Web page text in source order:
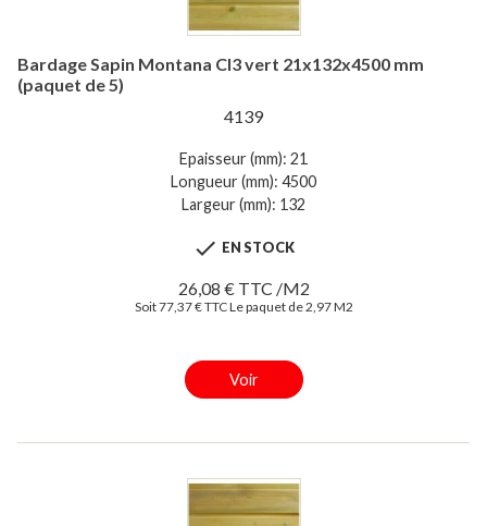
Bardage Sapin Montana Cl3 vert 21x132x4500 mm
(paquet de 5)
4139
Epaisseur (mm): 21
Longueur (mm): 4500
Largeur (mm): 132
 EN STOCK
26,08 € TTC /M2
Soit 77,37 € TTC Le paquet de 2,97 M2
Voir